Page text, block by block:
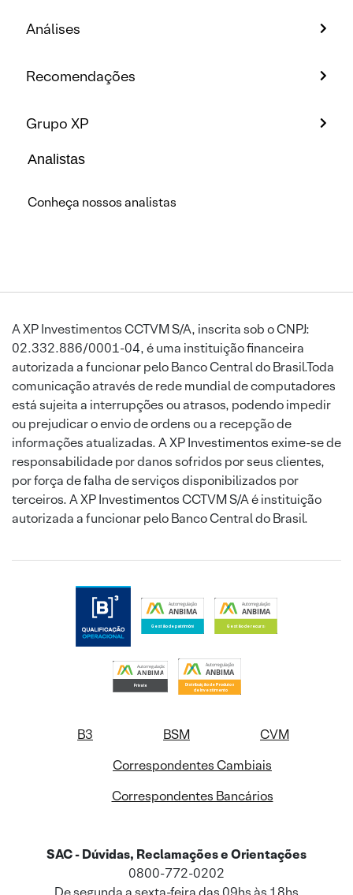
Análises
Recomendações
Grupo XP
Analistas
Conheça nossos analistas
A XP Investimentos CCTVM S/A, inscrita sob o CNPJ:
02.332.886/0001-04, é uma instituição financeira
autorizada a funcionar pelo Banco Central do Brasil.Toda
comunicação através de rede mundial de computadores
está sujeita a interrupções ou atrasos, podendo impedir
ou prejudicar o envio de ordens ou a recepção de
informações atualizadas. A XP Investimentos exime-se de
responsabilidade por danos sofridos por seus clientes,
por força de falha de serviços disponibilizados por
terceiros. A XP Investimentos CCTVM S/A é instituição
autorizada a funcionar pelo Banco Central do Brasil.
B3 BSM
CVM
Correspondentes Cambiais
Correspondentes Bancários
SAC - Dúvidas, Reclamações e Orientações
0800-772-0202